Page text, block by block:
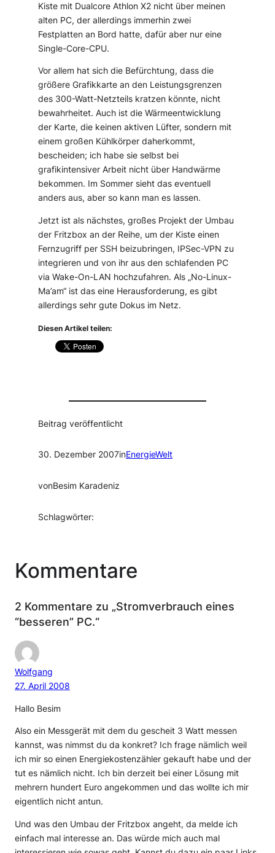
Kiste mit Dualcore Athlon X2 nicht über meinen
alten PC, der allerdings immerhin zwei
Festplatten an Bord hatte, dafür aber nur eine
Single-Core-CPU.
Vor allem hat sich die Befürchtung, dass die
größere Grafikkarte an den Leistungsgrenzen
des 300-Watt-Netzteils kratzen könnte, nicht
bewahrheitet. Auch ist die Wärmeentwicklung
der Karte, die keinen aktiven Lüfter, sondern mit
einem großen Kühlkörper daherkommt,
bescheiden; ich habe sie selbst bei
grafikintensiver Arbeit nicht über Handwärme
bekommen. Im Sommer sieht das eventuell
anders aus, aber so kann man es lassen.
Jetzt ist als nächstes, großes Projekt der Umbau
der Fritzbox an der Reihe, um der Kiste einen
Fernzugriff per SSH beizubringen, IPSec-VPN zu
integrieren und von ihr aus den schlafenden PC
via Wake-On-LAN hochzufahren. Als „No-Linux-
Ma’am“ ist das eine Herausforderung, es gibt
allerdings sehr gute Dokus im Netz.
Diesen Artikel teilen:
Beitrag veröffentlicht
30. Dezember 2007inEnergieWelt
vonBesim Karadeniz
Schlagwörter:
Kommentare
2 Kommentare zu „Stromverbrauch eines
“besseren” PC.“
Wolfgang
27. April 2008
Hallo Besim
Also ein Messgerät mit dem du gescheit 3 Watt messen
kannst, was nimmst du da konkret? Ich frage nämlich weil
ich mir so einen Energiekostenzähler gekauft habe und der
tut es nämlich nicht. Ich bin derzeit bei einer Lösung mit
mehrern hundert Euro angekommen und das wollte ich mir
eigentlich nicht antun.
Und was den Umbau der Fritzbox angeht, da melde ich
einfach mal interesse an. Das würde mich auch mal